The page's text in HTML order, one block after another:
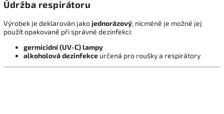
Údržba respirátoru
Výrobek je deklarován jako jednorázový, nicméně je možné jej
použít opakovaně při správné dezinfekci:
germicidní (UV-C) lampy
alkoholová dezinfekce určená pro roušky a respirátory